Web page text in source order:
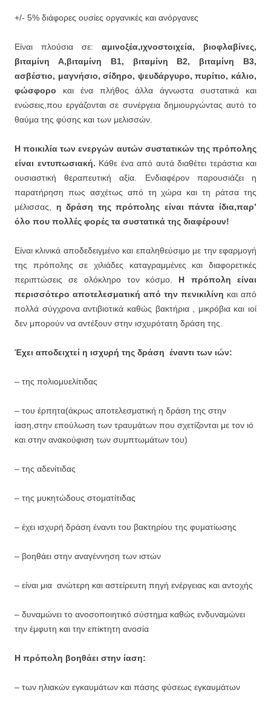
+/- 5% διάφορες ουσίες οργανικές και ανόργανες
Είναι πλούσια σε: αμινοξέα,ιχνοστοιχεία, βιοφλαβίνες,
βιταμίνη Α,βιταμίνη Β1, βιταμίνη Β2, βιταμίνη Β3,
ασβέστιο, μαγνήσιο, σίδηρο, ψευδάργυρο, πυρίτιο, κάλιο,
φώσφορο και ένα πλήθος άλλα άγνωστα συστατικά και
ενώσεις,που εργάζονται σε συνέργεια δημιουργώντας αυτό το
θαύμα της φύσης και των μελισσών.
Η ποικιλία των ενεργών αυτών συστατικών της πρόπολης
είναι εντυπωσιακή. Κάθε ένα από αυτά διαθέτει τεράστια και
ουσιαστική θεραπευτική αξία. Ενδιαφέρον παρουσιάζει η
παρατήρηση πως ασχέτως από τη χώρα και τη ράτσα της
μέλισσας, η δράση της πρόπολης είναι πάντα ίδια,παρ’
όλο που πολλές φορές τα συστατικά της διαφέρουν!
Είναι κλινικά αποδεδειγμένο και επαληθεύσιμο με την εφαρμογή
της πρόπολης σε χιλιάδες καταγραμμένες και διαφορετικές
περιπτώσεις σε ολόκληρο τον κόσμο. Η πρόπολη είναι
περισσότερο αποτελεσματική από την πενικιλίνη και από
πολλά σύγχρονα αντιβιοτικά καθώς βακτήρια , μικρόβια και ιοί
δεν μπορούν να αντέξουν στην ισχυρότατη δράση της.
Έχει αποδειχτεί η ισχυρή της δράση έναντι των ιών:
– της πολιομυελίτιδας
– του έρπητα(άκρως αποτελεσματική η δράση της στην
ίαση,στην επούλωση των τραυμάτων που σχετίζονται με τον ιό
και στην ανακούφιση των συμπτωμάτων του)
– της αδενίτιδας
– της μυκητώδους στοματίτιδας
– έχει ισχυρή δράση έναντι του βακτηρίου της φυματίωσης
– βοηθάει στην αναγέννηση των ιστών
– είναι μια ανώτερη και αστείρευτη πηγή ενέργειας και αντοχής
– δυναμώνει το ανοσοποιητικό σύστημα καθώς ενδυναμώνει
την έμφυτη και την επίκτητη ανοσία
Η πρόπολη βοηθάει στην ίαση:
– των ηλιακών εγκαυμάτων και πάσης φύσεως εγκαυμάτων